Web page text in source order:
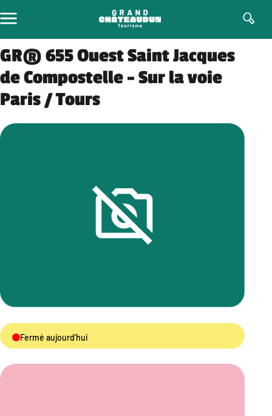
au
contenu
GR® 655 Ouest Saint Jacques
de Compostelle – Sur la voie
Paris / Tours
Fermé aujourd'hui